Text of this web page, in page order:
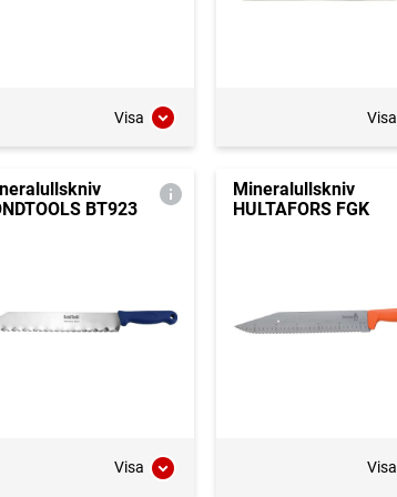
Visa Visa
BT923
Visa
Mineralullskniv
HULTAFORS FGK
Visa